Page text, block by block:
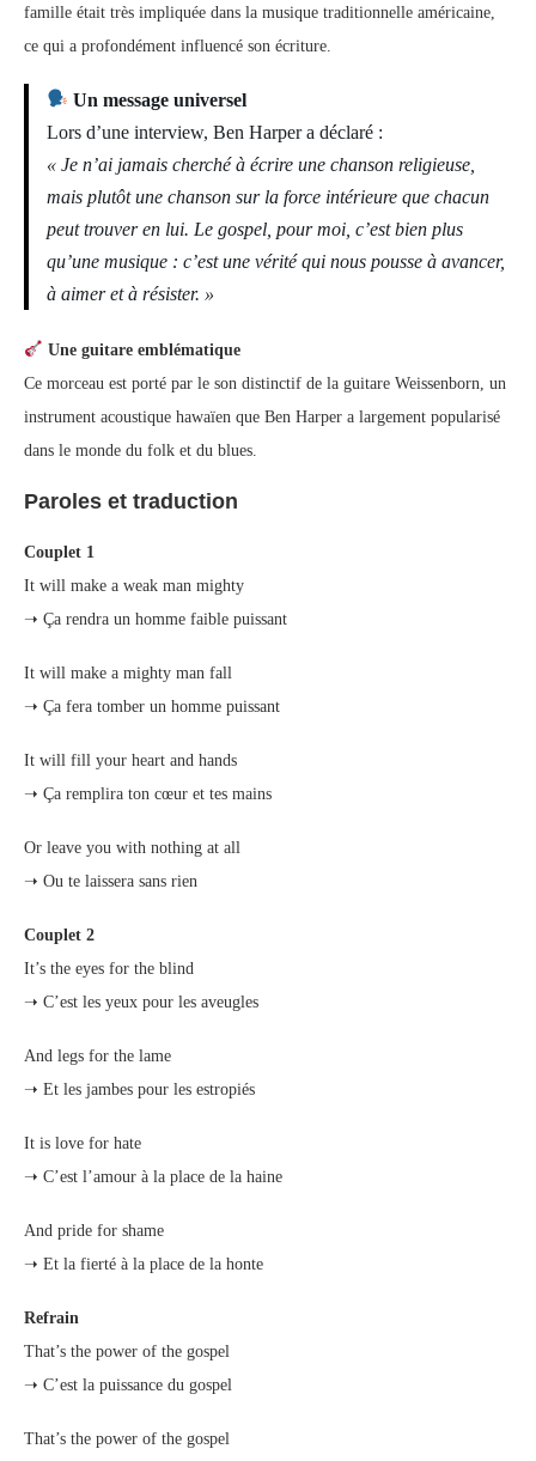
famille était très impliquée dans la musique traditionnelle américaine,
ce qui a profondément influencé son écriture.
Un message universel
Lors d’une interview, Ben Harper a déclaré :
« Je n’ai jamais cherché à écrire une chanson religieuse,
mais plutôt une chanson sur la force intérieure que chacun
peut trouver en lui. Le gospel, pour moi, c’est bien plus
qu’une musique : c’est une vérité qui nous pousse à avancer,
à aimer et à résister. »
Une guitare emblématique
Ce morceau est porté par le son distinctif de la guitare Weissenborn, un
instrument acoustique hawaïen que Ben Harper a largement popularisé
dans le monde du folk et du blues.
Paroles et traduction
Couplet 1
It will make a weak man mighty
➝ Ça rendra un homme faible puissant
It will make a mighty man fall
➝ Ça fera tomber un homme puissant
It will fill your heart and hands
➝ Ça remplira ton cœur et tes mains
Or leave you with nothing at all
➝ Ou te laissera sans rien
Couplet 2
It’s the eyes for the blind
➝ C’est les yeux pour les aveugles
And legs for the lame
➝ Et les jambes pour les estropiés
It is love for hate
➝ C’est l’amour à la place de la haine
And pride for shame
➝ Et la fierté à la place de la honte
Refrain
That’s the power of the gospel
➝ C’est la puissance du gospel
That’s the power of the gospel